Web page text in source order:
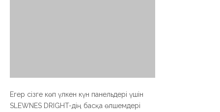
Егер сізге көп үлкен күн панельдері үшін
SLEWNES DRIGHT-дің басқа өлшемдері